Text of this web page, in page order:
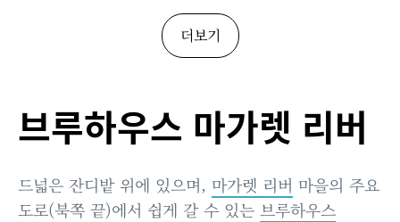
더보기
브루하우스 마가렛 리버
드넓은 잔디밭 위에 있으며, 마가렛 리버 마을의 주요
도로(북쪽 끝)에서 쉽게 갈 수 있는 브루하우스